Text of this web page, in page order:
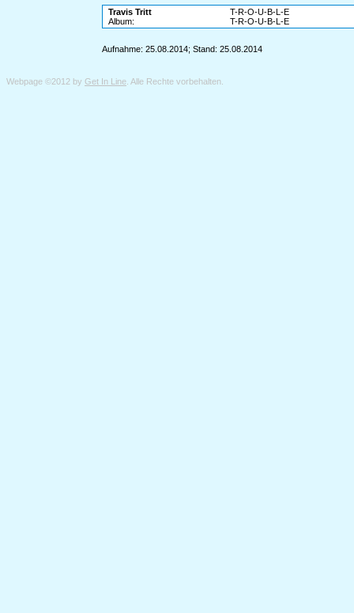
Travis Tritt
T-R-O-U-B-L-E
Album:
T-R-O-U-B-L-E
Aufnahme: 25.08.2014; Stand: 25.08.2014
Webpage ©2012 by Get In Line . Alle Rechte vorbehalten.